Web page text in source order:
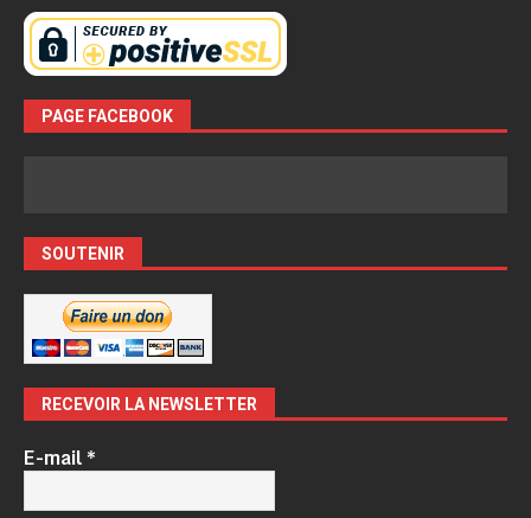
PAGE FACEBOOK
SOUTENIR
RECEVOIR LA NEWSLETTER
E-mail*